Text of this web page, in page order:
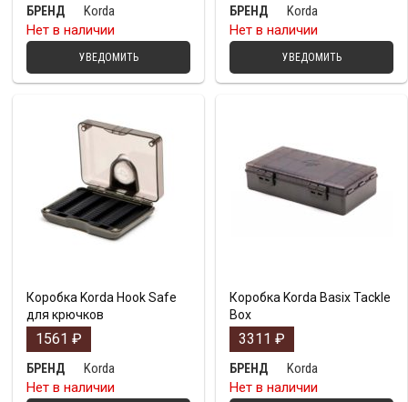
БРЕНД
Korda
Нет в наличии
УВЕДОМИТЬ
БРЕНД
Korda
Нет в наличии
УВЕДОМИТЬ
Коробка Korda Hook Safe
для крючков
1561 ₽
БРЕНД
Korda
Нет в наличии
Коробка Korda Basix Tackle
Box
3311 ₽
БРЕНД
Korda
Нет в наличии